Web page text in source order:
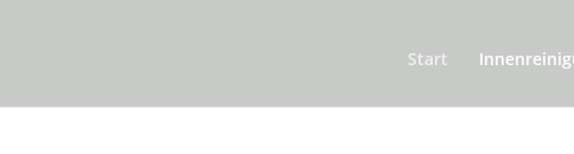
Start